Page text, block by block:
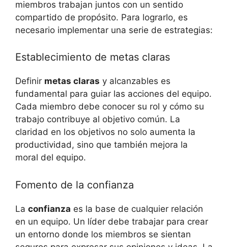
miembros trabajan juntos con un sentido
compartido de propósito. Para lograrlo, es
necesario implementar una serie de estrategias:
Establecimiento de metas claras
Definir metas claras y alcanzables es
fundamental para guiar las acciones del equipo.
Cada miembro debe conocer su rol y cómo su
trabajo contribuye al objetivo común. La
claridad en los objetivos no solo aumenta la
productividad, sino que también mejora la
moral del equipo.
Fomento de la confianza
La confianza es la base de cualquier relación
en un equipo. Un líder debe trabajar para crear
un entorno donde los miembros se sientan